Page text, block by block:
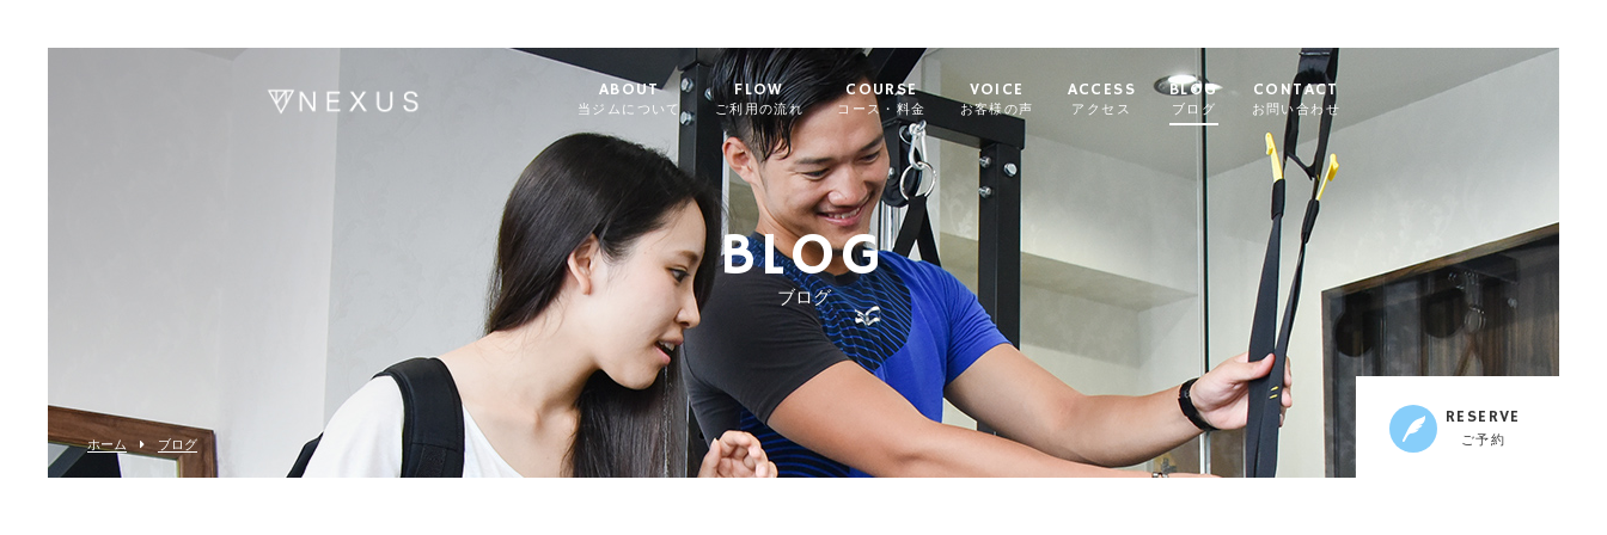
ABOUT
当ジムについて
FLOW
ご利用の流れ
COURSE
コース・料金
VOICE
お客様の声
ACCESS
アクセス
BLOG
ブログ
CONTACT
お問い合わせ
BLOG
ブログ
ホーム ブログ
RESERVE
ご予約